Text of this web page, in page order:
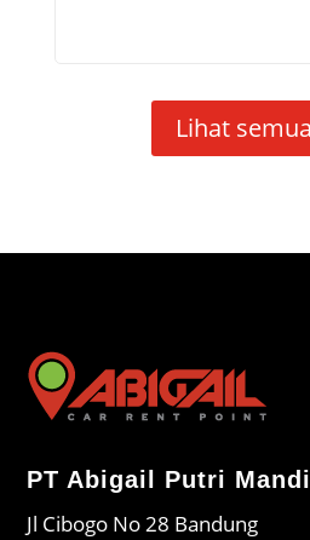
Lihat
PT Abigail Putri
Jl Cibogo No 28 Bandung